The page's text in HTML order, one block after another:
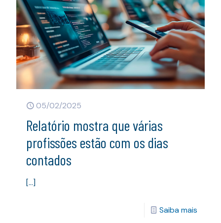
05/02/2025
Relatório mostra que várias
profissões estão com os dias
contados
[…]
Saiba mais